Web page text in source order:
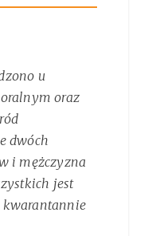
u
oraz
dwóch
i mężczyzna
jest
kwarantannie